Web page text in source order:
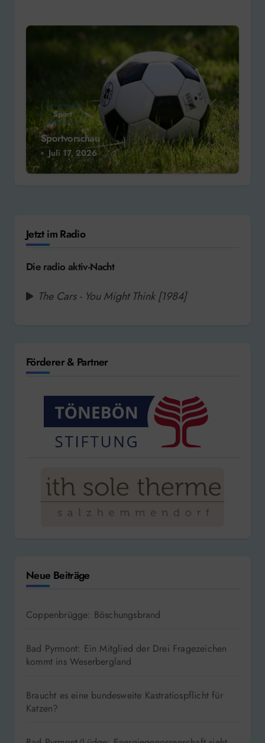
Sport
Sportvorschau
Juli 17, 2026
Jetzt im Radio
Die radio aktiv-Nacht
The Cars - You Might Think [1984]
Förderer & Partner
Neue Beiträge
Coppenbrügge: Böschungsbrand
Bad Pyrmont: Ein Mitglied der Drei Fragezeichen
kommt ins Weserbergland
Braucht es eine bundesweite Kastratiospflicht für
Katzen?